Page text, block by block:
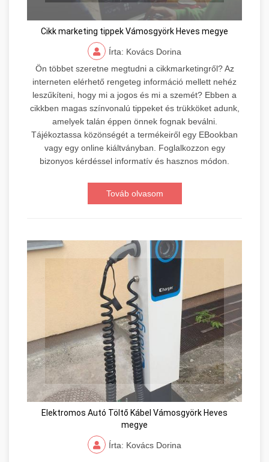
Cikk marketing tippek Vámosgyörk Heves megye
Írta: Kovács Dorina
Ön többet szeretne megtudni a cikkmarketingről? Az
interneten elérhető rengeteg információ mellett nehéz
leszűkíteni, hogy mi a jogos és mi a szemét? Ebben a
cikkben magas színvonalú tippeket és trükköket adunk,
amelyek talán éppen önnek fognak beválni.
Tájékoztassa közönségét a termékeiről egy EBookban
vagy egy online kiáltványban. Foglalkozzon egy
bizonyos kérdéssel informatív és hasznos módon.
Továb olvasom
Elektromos Autó Töltő Kábel Vámosgyörk Heves
megye
Írta: Kovács Dorina